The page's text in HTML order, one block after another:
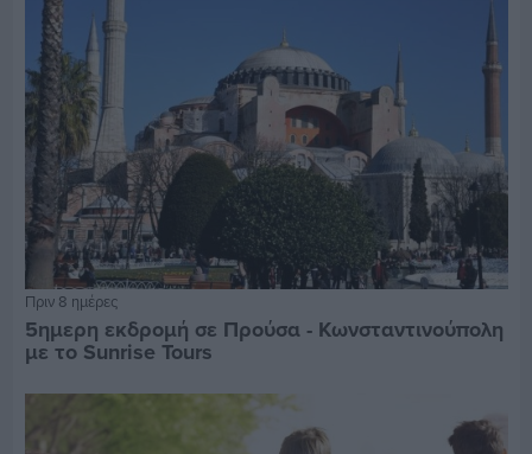
Πριν 8 ημέρες
5ημερη εκδρομή σε Προύσα - Κωνσταντινούπολη
με το Sunrise Tours